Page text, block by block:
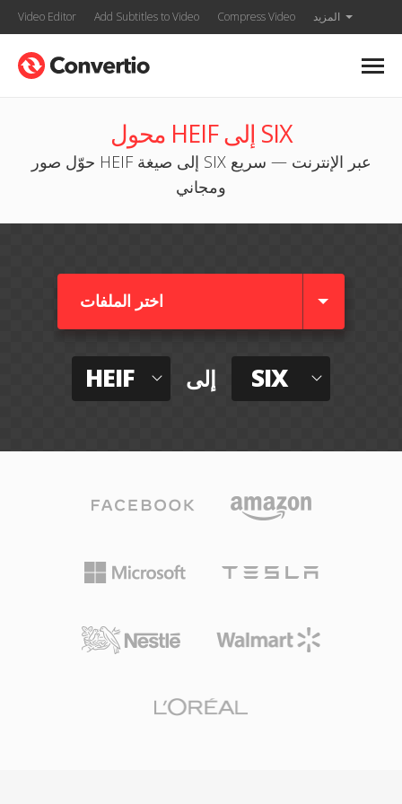
Video Editor Add Subtitles to Video Compress Video المزيد
محول HEIF إلى SIX
حوّل صور HEIF إلى صيغة SIX عبر الإنترنت — سريع
ومجاني
اختر الملفات
HEIF إلى SIX